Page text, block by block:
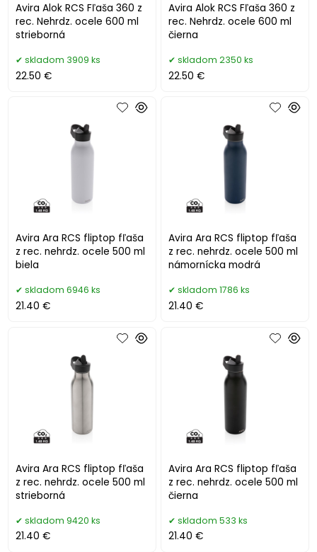
Avira Alok RCS Fľaša 360 z
rec. Nehrdz. ocele 600 ml
strieborná
skladom 3909 ks
22.50 €
Avira Alok RCS Fľaša 360 z
rec. Nehrdz. ocele 600 ml
čierna
skladom 2350 ks
22.50 €
Avira Ara RCS fliptop fľaša
z rec. nehrdz. ocele 500 ml
biela
skladom 6946 ks
21.40 €
Avira Ara RCS fliptop fľaša
z rec. nehrdz. ocele 500 ml
námornícka modrá
skladom 1786 ks
21.40 €
Avira Ara RCS fliptop fľaša
z rec. nehrdz. ocele 500 ml
strieborná
skladom 9420 ks
21.40 €
Avira Ara RCS fliptop fľaša
z rec. nehrdz. ocele 500 ml
čierna
skladom 533 ks
21.40 €